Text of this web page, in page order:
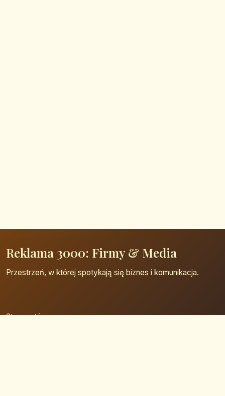
Reklama 3000: Firmy & Media
Przestrzeń, w której spotykają się biznes i komunikacja.
Strona główna